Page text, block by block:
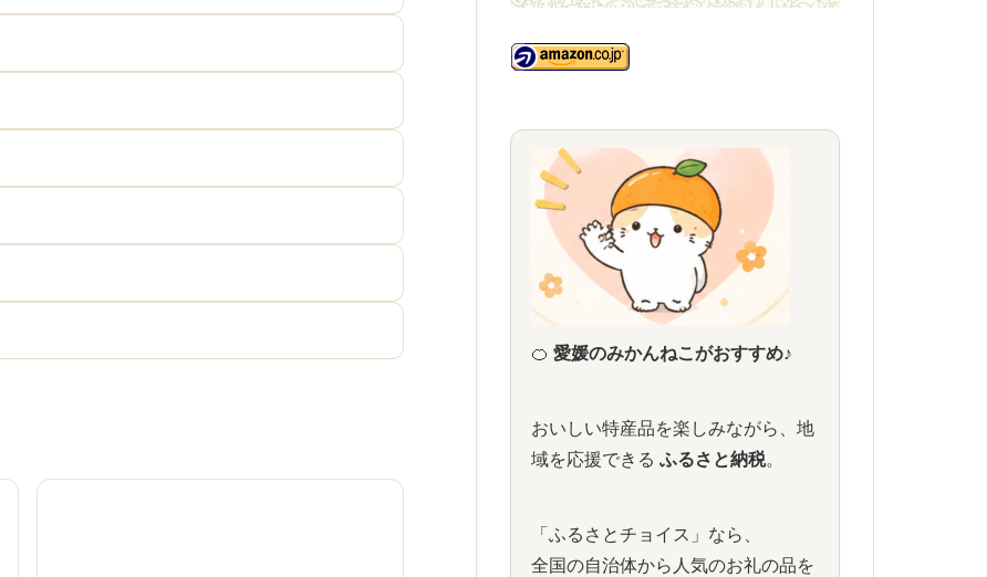
🍊 愛媛のみかんねこがおすすめ♪
おいしい特産品を楽しみながら、地
域を応援できる ふるさと納税。
「ふるさとチョイス」なら、
全国の自治体から人気のお礼の品を